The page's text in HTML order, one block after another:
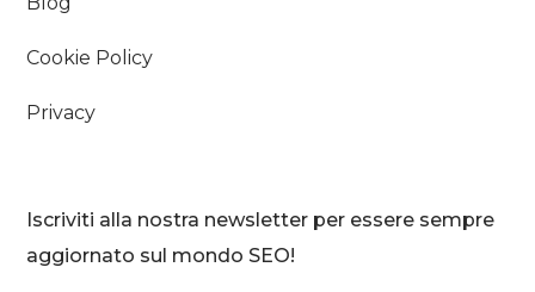
Cookie Policy
Privacy
Iscriviti alla nostra newsletter per essere sempre
aggiornato sul mondo SEO!